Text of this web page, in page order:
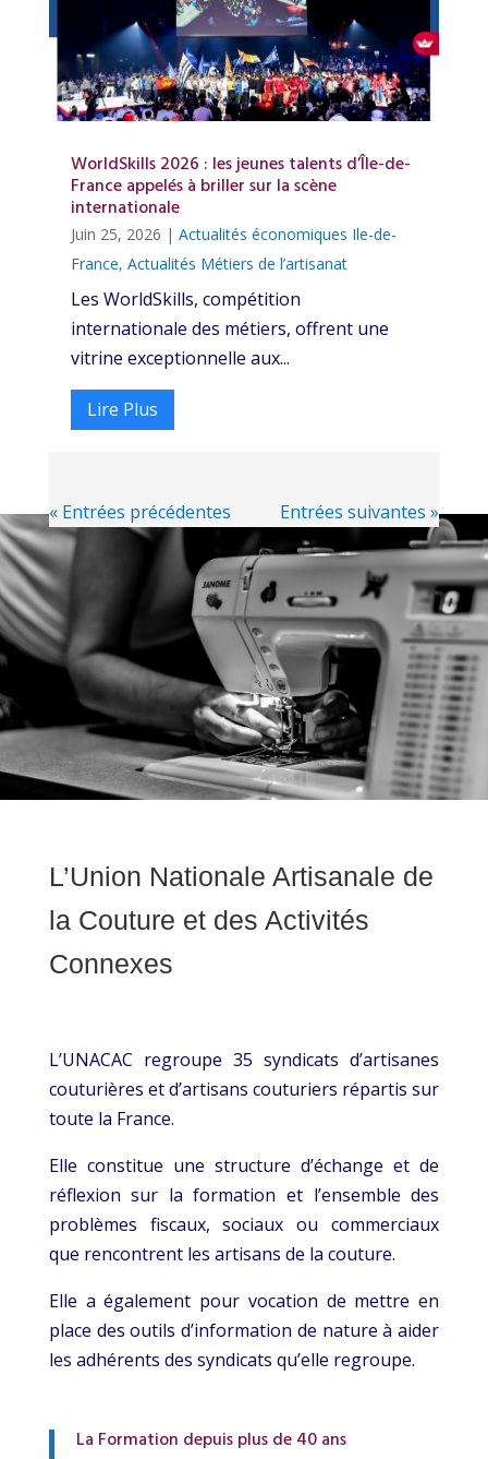
WorldSkills 2026 : les jeunes talents d’Île-de-
France appelés à briller sur la scène
internationale
Juin 25, 2026 | Actualités économiques Ile-de-
France, Actualités Métiers de l’artisanat
Les WorldSkills, compétition
internationale des métiers, offrent une
vitrine exceptionnelle aux...
Lire Plus
« Entrées précédentes Entrées suivantes »
L’Union Nationale Artisanale de
la Couture et des Activités
Connexes
L’UNACAC regroupe 35 syndicats d’artisanes
couturières et d’artisans couturiers répartis sur
toute la France.
Elle constitue une structure d’échange et de
réflexion sur la formation et l’ensemble des
problèmes fiscaux, sociaux ou commerciaux
que rencontrent les artisans de la couture.
Elle a également pour vocation de mettre en
place des outils d’information de nature à aider
les adhérents des syndicats qu’elle regroupe.
La Formation depuis plus de 40 ans